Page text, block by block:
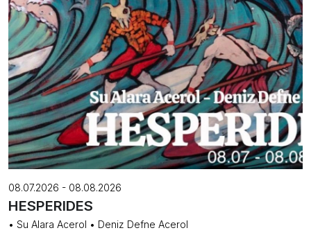
08.07.2026 - 08.08.2026
HESPERIDES
• Su Alara Acerol • Deniz Defne Acerol